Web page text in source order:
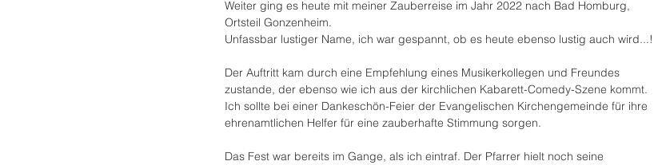
Weiter ging es heute mit meiner Zauberreise im Jahr 2022 nach Bad Homburg,
Ortsteil Gonzenheim.
Unfassbar lustiger Name, ich war gespannt, ob es heute ebenso lustig auch wird...!
Der Auftritt kam durch eine Empfehlung eines Musikerkollegen und Freundes
zustande, der ebenso wie ich aus der kirchlichen Kabarett-Comedy-Szene kommt.
Ich sollte bei einer Dankeschön-Feier der Evangelischen Kirchengemeinde für ihre
ehrenamtlichen Helfer für eine zauberhafte Stimmung sorgen.
Das Fest war bereits im Gange, als ich eintraf. Der Pfarrer hielt noch seine